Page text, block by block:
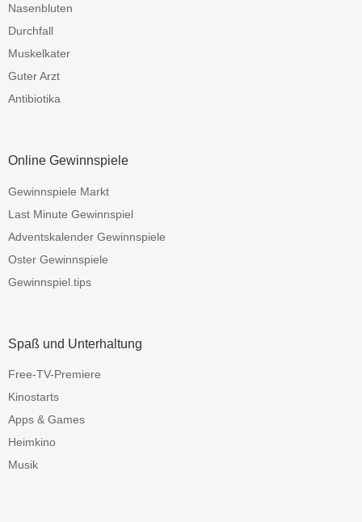
Nasenbluten
Durchfall
Muskelkater
Guter Arzt
Antibiotika
Online Gewinnspiele
Gewinnspiele Markt
Last Minute Gewinnspiel
Adventskalender Gewinnspiele
Oster Gewinnspiele
Gewinnspiel.tips
Spaß und Unterhaltung
Free-TV-Premiere
Kinostarts
Apps & Games
Heimkino
Musik